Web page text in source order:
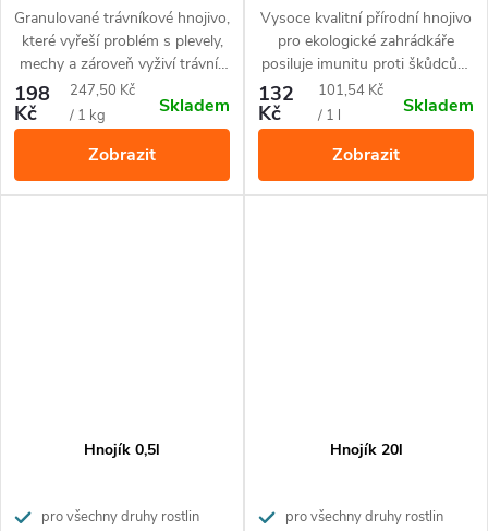
účinkem proti plevelům a mechům
Granulované trávníkové hnojivo,
které vyřeší problém s plevely,
mechy a zároveň vyživí trávník
a aktivuje půdu. Působí po
dobu 2 měsíců. Jednoduchá
aplikace přímo do trávníku
pomocí praktického sypátka.
Hnojivo je bezpečné pro
domácí mazlíčky.
198
Kč
Měrná
cena:
247,50 Kč
/ 1 kg
Skladem
Zobrazit
Vysoce kvalitní přírodní hnojivo
pro ekologické zahrádkáře
posiluje imunitu proti škůdcům
a nemocem rostlin.
132
Kč
Měrná
cena:
101,54 Kč
/ 1 l
Skladem
Zobrazit
Hnojík 0,5l
pro všechny druhy rostlin
Hnojík 20l
pro všechny druhy rostlin